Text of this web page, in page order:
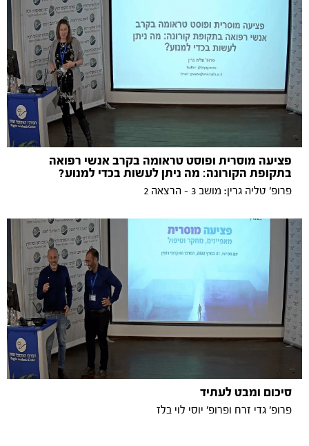
פציעה מוסרית ופוסט טראומה בקרב אנשי רפואה
בתקופת הקורונה: מה ניתן לעשות בכדי למנוע?
פרופ׳ טליה גרין: מושב 3 - הרצאה 2
סיכום ומבט לעתיד
פרופ׳ גדי זרח ופרופ׳ יוסי לוי בלז